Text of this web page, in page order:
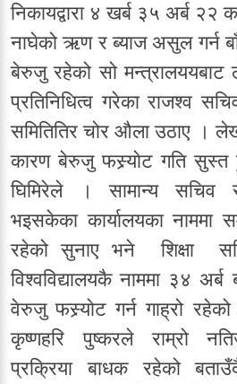
निकायद्वारा ४ खर्ब ३५ अर्ब २२
नाघेको ऋण र ब्याज असुल गर्न
बेरुजु रहेको सो मन्त्रालययबाट
प्रतिनिधित्व गरेका राजश्व
समितितिर चोर औला उठाए ।
कारण बेरुजु फस्र्याेट गति सुस्त
घिमिरेले । सामान्य सचिव
भइसकेका कार्यालयका
रहेको सुनाए भने शिक्षा
विश्वविद्यालयकै नाममा ३४
वेरुजु फस्र्याेट गर्न गाह्रो
कृष्णहरि पुष्करले राम्रो
प्रक्रिया बाधक रहेको